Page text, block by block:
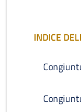
INDICE